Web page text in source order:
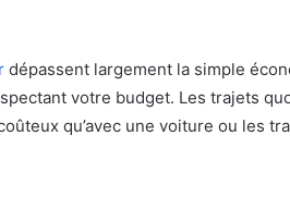
dépassent largement la simple
votre budget. Les trajets
qu’avec une voiture ou les